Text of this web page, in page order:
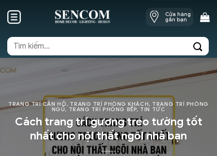
Cửa hàng
gần bạn
Tìm
kiếm:
TRANG TRÍ CĂN HỘ, TRANG TRÍ PHÒNG KHÁCH, TRANG TRÍ PHÒNG
NGỦ, TRANG TRÍ PHÒNG BẾP, TIN TỨC
Cách trang trí gương treo tường tốt
nhất cho nội thất ngôi nhà bạn